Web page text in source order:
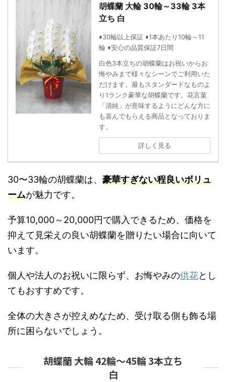
胡蝶蘭 大輪 30輪～33輪 3本
立ち 白
♦30輪以上保証 ♦1本あたり10輪～11
輪 ♦安心の品質保証7日間
白色3本立ちの胡蝶蘭はお祝いからお
悔やみまで様々なシーンでご利用いた
だけます。最もスタンダードなものよ
り1ランク豪華な胡蝶蘭です。花言葉
「清純」が意味するようにどんな方に
も喜んでもらえる商品となっておりま
す。
詳しく見る
30〜33輪の胡蝶蘭は、 豪華すぎない程良いボリュ
ームが魅力です。
予算10,000～20,000円で購入できるため、価格を
抑えて見栄えの良い胡蝶蘭を贈りたい場合に向いて
います。
個人や法人のお祝いに限らず、お悔やみの供花とし
てもおすすめです。
全体の大きさが控えめなため、受け取る側も飾る場
所に困らないでしょう。
胡蝶蘭 大輪 42輪～45輪 3本立ち
白